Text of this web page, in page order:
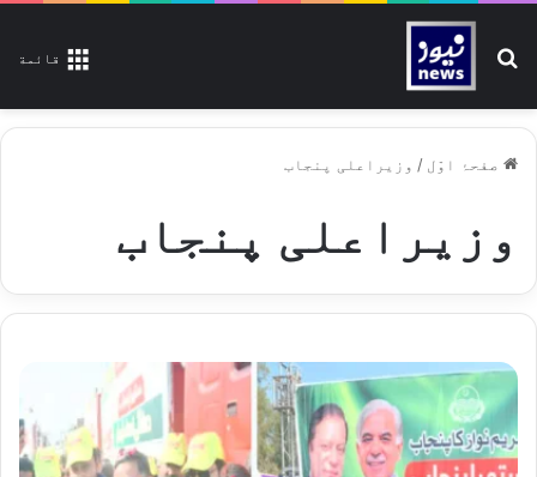
قائمة تلاش کیجیے
صفحۂ اوّل / وزیراعلی پنجاب
وزیراعلی پنجاب